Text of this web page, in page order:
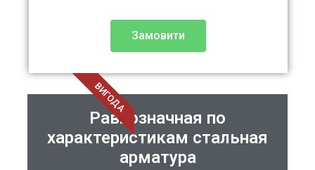
Замовити
ВИГОДА
Равнозначная по
характеристикам стальная
арматура